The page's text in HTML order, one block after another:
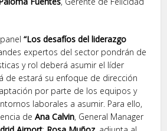
panel“Los desafíos del liderazgo
expertos del sector pondrán de
y rol deberá asumir el líder
de estará su enfoque de dirección
por parte de los equipos y
laborales a asumir. Para ello,
deAna Calvin, General Manager